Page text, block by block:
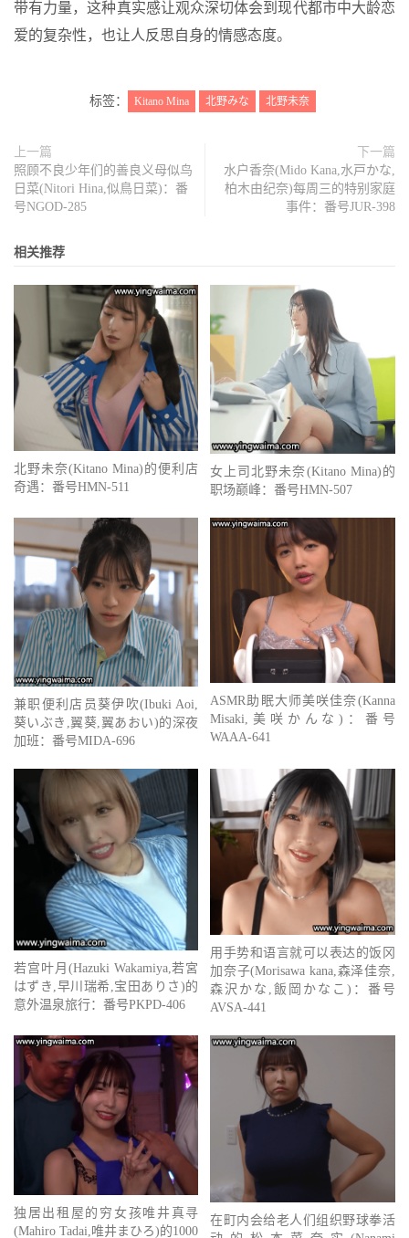
带有力量，这种真实感让观众深切体会到现代都市中大龄恋
爱的复杂性，也让人反思自身的情感态度。
标签： Kitano Mina 北野みな 北野未奈
上一篇
照顾不良少年们的善良义母似鸟
日菜(Nitori Hina,似鳥日菜)：番
号NGOD-285
下一篇
水户香奈(Mido Kana,水戸かな,
柏木由纪奈)每周三的特别家庭
事件：番号JUR-398
相关推荐
北野未奈(Kitano Mina)的便利店
奇遇：番号HMN-511
女上司北野未奈(Kitano Mina)的
职场巅峰：番号HMN-507
兼职便利店员葵伊吹(Ibuki Aoi,
葵いぶき,翼葵,翼あおい)的深夜
加班：番号MIDA-696
ASMR助眠大师美咲佳奈(Kanna
Misaki,美咲かんな)：番号
WAAA-641
若宫叶月(Hazuki Wakamiya,若宮
はずき,早川瑞希,宝田ありさ)的
意外温泉旅行：番号PKPD-406
用手势和语言就可以表达的饭冈
加奈子(Morisawa kana,森泽佳奈,
森沢かな,飯岡かなこ)：番号
AVSA-441
独居出租屋的穷女孩唯井真寻
(Mahiro Tadai,唯井まひろ)的1000
在町内会给老人们组织野球拳活